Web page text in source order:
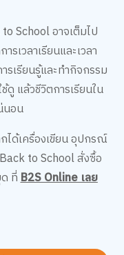
เวลาเรียนและเวลา
เรียนรู้และทำกิจกรรม
ดู แล้วชีวิตการเรียนใน
นอน
ด้เครื่องเขียน อุปกรณ์
to School สั่งซื้อ
ด ที่B2S Online เลย
ครสมาชิกคลิกเลย!